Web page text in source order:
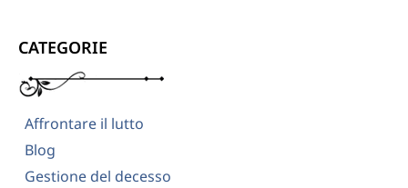
CATEGORIE
Affrontare il lutto
Blog
Gestione del decesso